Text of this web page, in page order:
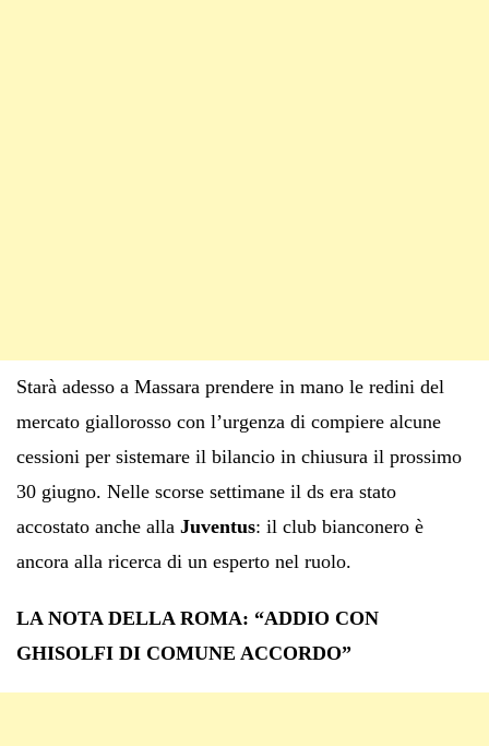
Starà adesso a Massara prendere in mano le redini del
mercato giallorosso con l’urgenza di compiere alcune
cessioni per sistemare il bilancio in chiusura il prossimo
30 giugno. Nelle scorse settimane il ds era stato
accostato anche alla Juventus: il club bianconero è
ancora alla ricerca di un esperto nel ruolo.
LA NOTA DELLA ROMA: “ADDIO CON
GHISOLFI DI COMUNE ACCORDO”